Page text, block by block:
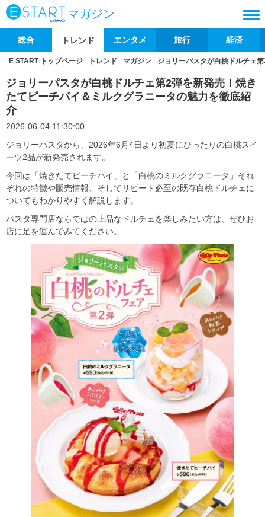
マガジン
総合 トレンド エンタメ 旅行 経済
E START トップページ トレンド マガジン ジョリーパスタが白桃ドルチェ
ジョリーパスタが白桃ドルチェ第2弾を新発売！焼き
たてピーチパイ＆ミルクグラニータの魅力を徹底紹
介
2026-06-04 11:30:00
ジョリーパスタから、2026年6月4日より初夏にぴったりの白桃スイ
ーツ2品が新発売されます。
今回は「焼きたてピーチパイ」と「白桃のミルクグラニータ」それ
ぞれの特徴や販売情報、そしてリピート必至の既存白桃ドルチェに
ついてもわかりやすく解説します。
パスタ専門店ならではの上品なドルチェを楽しみたい方は、ぜひお
店に足を運んでみてください。